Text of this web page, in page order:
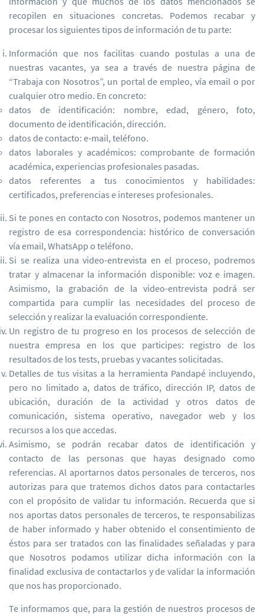
recopilen en situaciones concretas. Podemos recabar y
procesar los siguientes tipos de información de tu parte:
Información que nos facilitas cuando postulas a una de
nuestras vacantes, ya sea a través de nuestra página de
“Trabaja con Nosotros”, un portal de empleo, vía email o por
cualquier otro medio. En concreto:
datos de identificación: nombre, edad, género, foto,
documento de identificación, dirección.
datos de contacto: e-mail, teléfono.
datos laborales y académicos: comprobante de formación
académica, experiencias profesionales pasadas.
datos referentes a tus conocimientos y habilidades:
certificados, preferencias e intereses profesionales.
Si te pones en contacto con Nosotros, podemos mantener un
registro de esa correspondencia: histórico de conversación
vía email, WhatsApp o teléfono.
Si se realiza una video-entrevista en el proceso, podremos
tratar y almacenar la información disponible: voz e imagen.
Asimismo, la grabación de la video-entrevista podrá ser
compartida para cumplir las necesidades del proceso de
selección y realizar la evaluación correspondiente.
Un registro de tu progreso en los procesos de selección de
nuestra empresa en los que participes: registro de los
resultados de los tests, pruebas y vacantes solicitadas.
Detalles de tus visitas a la herramienta Pandapé incluyendo,
pero no limitado a, datos de tráfico, dirección IP, datos de
ubicación, duración de la actividad y otros datos de
comunicación, sistema operativo, navegador web y los
recursos a los que accedas.
Asimismo, se podrán recabar datos de identificación y
contacto de las personas que hayas designado como
referencias. Al aportarnos datos personales de terceros, nos
autorizas para que tratemos dichos datos para contactarles
con el propósito de validar tu información. Recuerda que si
nos aportas datos personales de terceros, te responsabilizas
de haber informado y haber obtenido el consentimiento de
éstos para ser tratados con las finalidades señaladas y para
que Nosotros podamos utilizar dicha información con la
finalidad exclusiva de contactarlos y de validar la información
que nos has proporcionado.
Te informamos que, para la gestión de nuestros procesos de